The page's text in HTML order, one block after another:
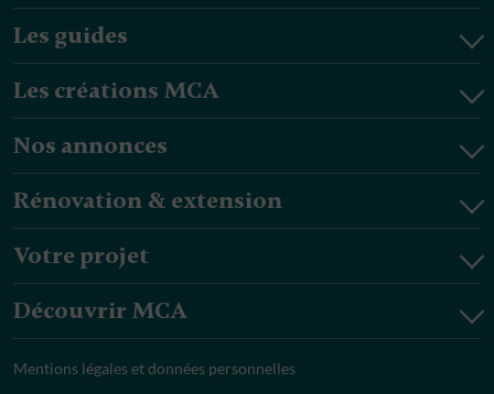
Les guides
Les créations MCA
Nos annonces
Rénovation & extension
Votre projet
Découvrir MCA
Mentions légales et données personnelles